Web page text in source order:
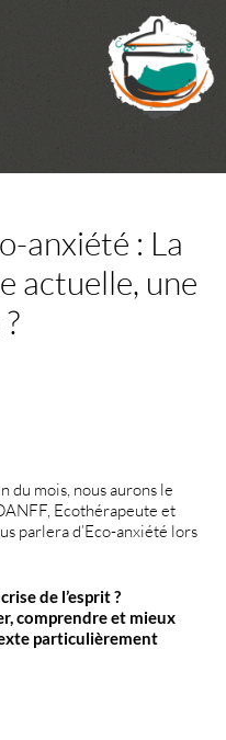
anxiété : La
actuelle, une
du mois, nous aurons le
Ecothérapeute et
parlera d’Eco-anxiété lors
de l’esprit ?
comprendre et mieux
particulièrement